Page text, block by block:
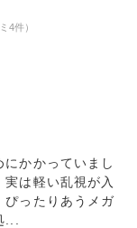
4件）
かかっていまし
は軽い乱視が入
ぴったりあうメガ